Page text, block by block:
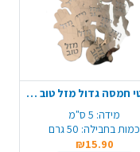
קונפטי חמסה גדול מזל טוב - כסף
מידה: 5 ס"מ
כמות בחבילה: 50 גרם
₪15.90